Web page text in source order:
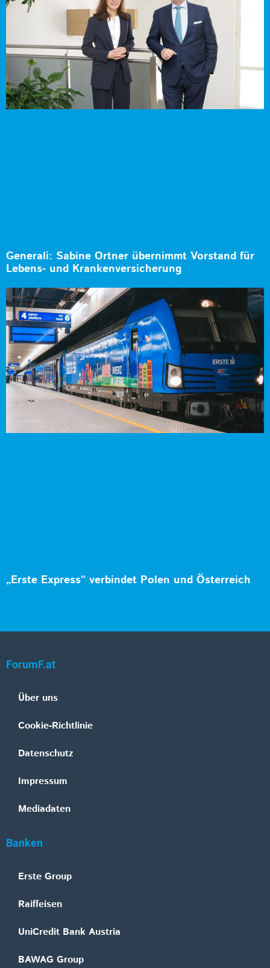
Generali: Sabine Ortner übernimmt Vorstand für
Lebens- und Krankenversicherung
„Erste Express“ verbindet Polen und Österreich
ForumF.at
Über uns
Cookie-Richtlinie
Datenschutz
Impressum
Mediadaten
Banken
Erste Group
Raiffeisen
UniCredit Bank Austria
BAWAG Group